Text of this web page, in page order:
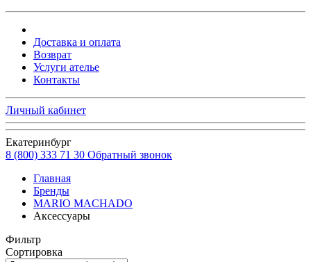
Доставка и оплата
Возврат
Услуги ателье
Контакты
Личный кабинет
Екатеринбург
8 (800) 333 71 30 Обратный звонок
Главная
Бренды
MARIO MACHADO
Аксессуары
Фильтр
Сортировка